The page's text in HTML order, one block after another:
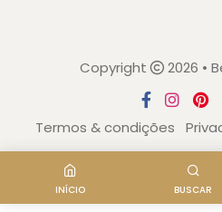
Copyright 2026 •
Termos & condições
INÍCIO BUSCAR